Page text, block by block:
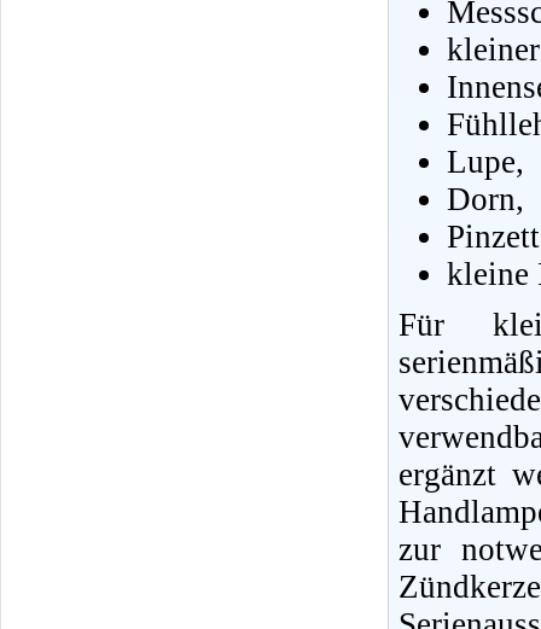
Lupe,
Dorn,
kleine
Für
ergänzt
zur